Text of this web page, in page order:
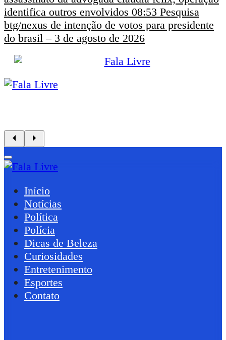
identifica outros envolvidos 08:53 Pesquisa
btg/nexus de intenção de votos para presidente
do brasil – 3 de agosto de 2026
Início
Notícias
Política
Polícia
Dicas de Beleza
Curiosidades
Entretenimento
Esportes
Contato